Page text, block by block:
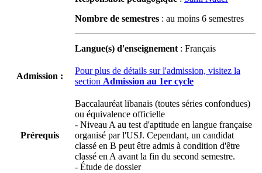
Nombre de semestres : au moins 6 semestres
Langue(s) d'enseignement : Français
Admission :
Pour plus de détails sur l'admission, visitez la
section Admission au 1er cycle
Prérequis
Baccalauréat libanais (toutes séries confondues)
ou équivalence officielle
- Niveau A au test d'aptitude en langue française
organisé par l'USJ. Cependant, un candidat
classé en B peut être admis à condition d'être
classé en A avant la fin du second semestre.
- Étude de dossier